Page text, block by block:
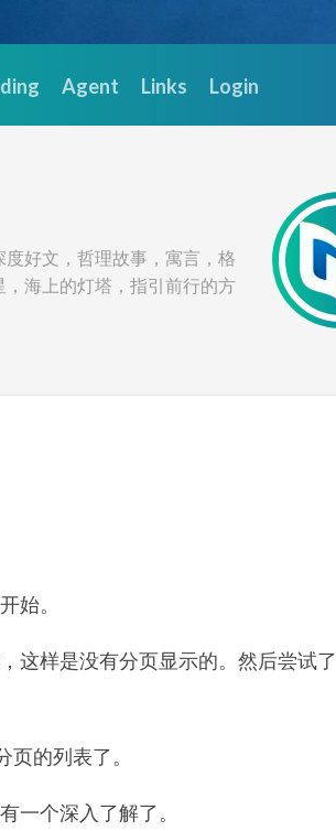
Agent Links Login
好文，哲理故事，寓言，格
海上的灯塔，指引前行的方
始。
这样是没有分页显示的。然后尝试了
的列表了。
一个深入了解了。